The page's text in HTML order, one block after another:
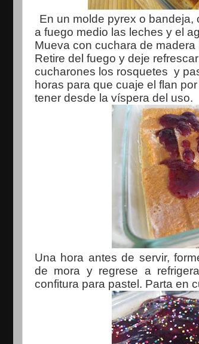
En un molde pyrex o bandeja,
a fuego medio las leches y el
Mueva con cuchara de
Retire del fuego y deje
cucharones los rosquetes y
horas para que cuaje el flan
tener desde la víspera del uso.
Una hora antes de servir,
de mora y regrese a
confitura para pastel. Parta en